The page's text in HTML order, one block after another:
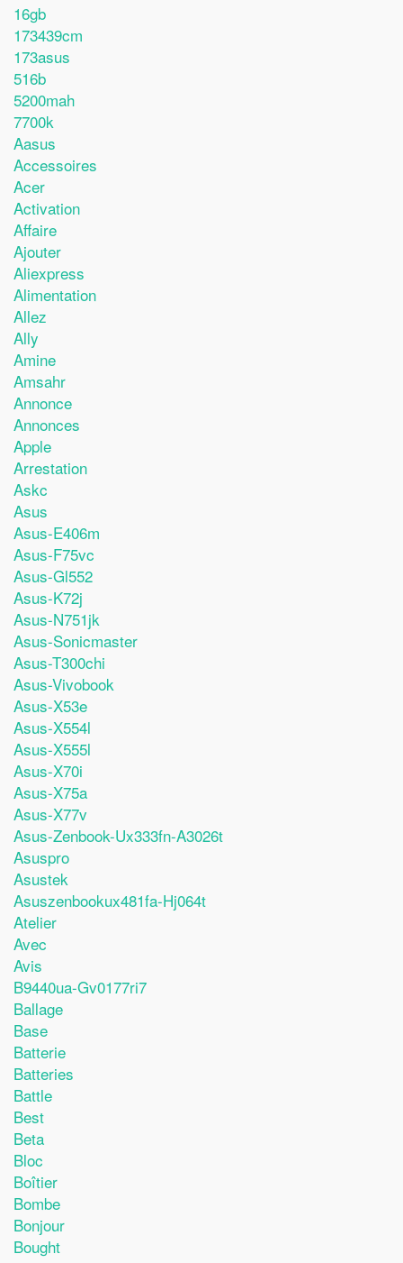
16gb
173439cm
173asus
516b
5200mah
7700k
Aasus
Accessoires
Acer
Activation
Affaire
Ajouter
Aliexpress
Alimentation
Allez
Ally
Amine
Amsahr
Annonce
Annonces
Apple
Arrestation
Askc
Asus
Asus-E406m
Asus-F75vc
Asus-Gl552
Asus-K72j
Asus-N751jk
Asus-Sonicmaster
Asus-T300chi
Asus-Vivobook
Asus-X53e
Asus-X554l
Asus-X555l
Asus-X70i
Asus-X75a
Asus-X77v
Asus-Zenbook-Ux333fn-A3026t
Asuspro
Asustek
Asuszenbookux481fa-Hj064t
Atelier
Avec
Avis
B9440ua-Gv0177ri7
Ballage
Base
Batterie
Batteries
Battle
Best
Beta
Bloc
Boîtier
Bombe
Bonjour
Bought